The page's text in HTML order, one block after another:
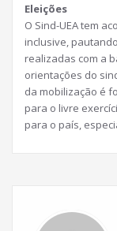
Eleições
O Sind-UEA tem
inclusive,
realizadas com a
orientações do
da mobilização é
para o livre
para o país,